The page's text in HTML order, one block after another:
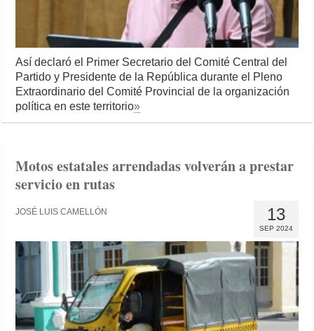
Así declaró el Primer Secretario del Comité Central del
Partido y Presidente de la República durante el Pleno
Extraordinario del Comité Provincial de la organización
política en este territorio»
Motos estatales arrendadas volverán a prestar
servicio en rutas
13
SEP 2024
JOSÉ LUIS CAMELLÓN